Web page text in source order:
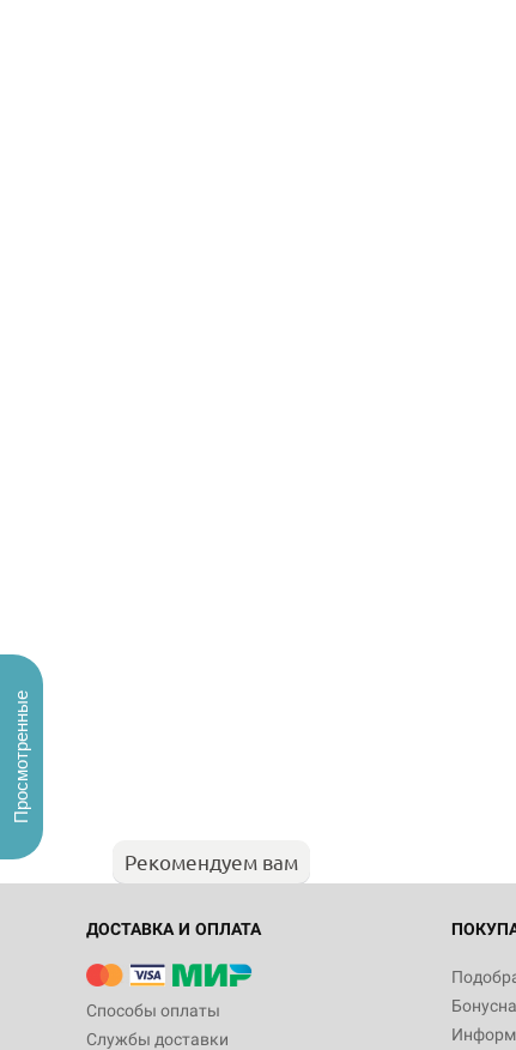
Рекомендуем вам
ДОСТАВКА И ОПЛАТА
Способы оплаты
Службы доставки
Просмотренные